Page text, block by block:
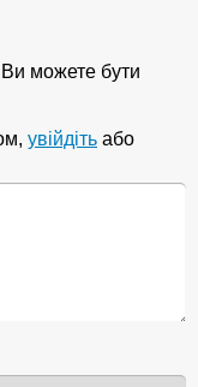
можете бути
увійдіть або